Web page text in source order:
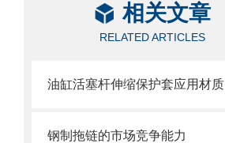
相关文章
RELATED ARTICLES
油缸活塞杆伸缩保护套应用材质
钢制拖链的市场竞争能力